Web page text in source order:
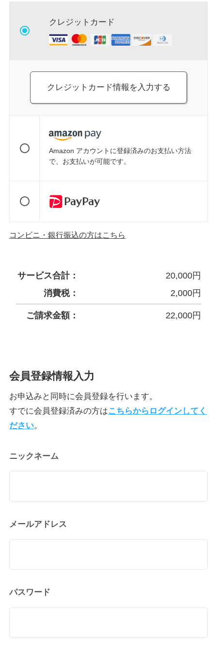
クレジットカード
クレジットカード情報を入力する
Amazon アカウントに登録済みのお支払い方法
で、お支払いが可能です。
コンビニ・銀行振込の方はこちら
サービス合計： 20,000円
消費税：
2,000円
ご請求金額： 22,000円
会員登録情報入力
お申込みと同時に会員登録を行います。
すでに会員登録済みの方はこちらからログインしてく
ださい。
ニックネーム
メールアドレス
パスワード